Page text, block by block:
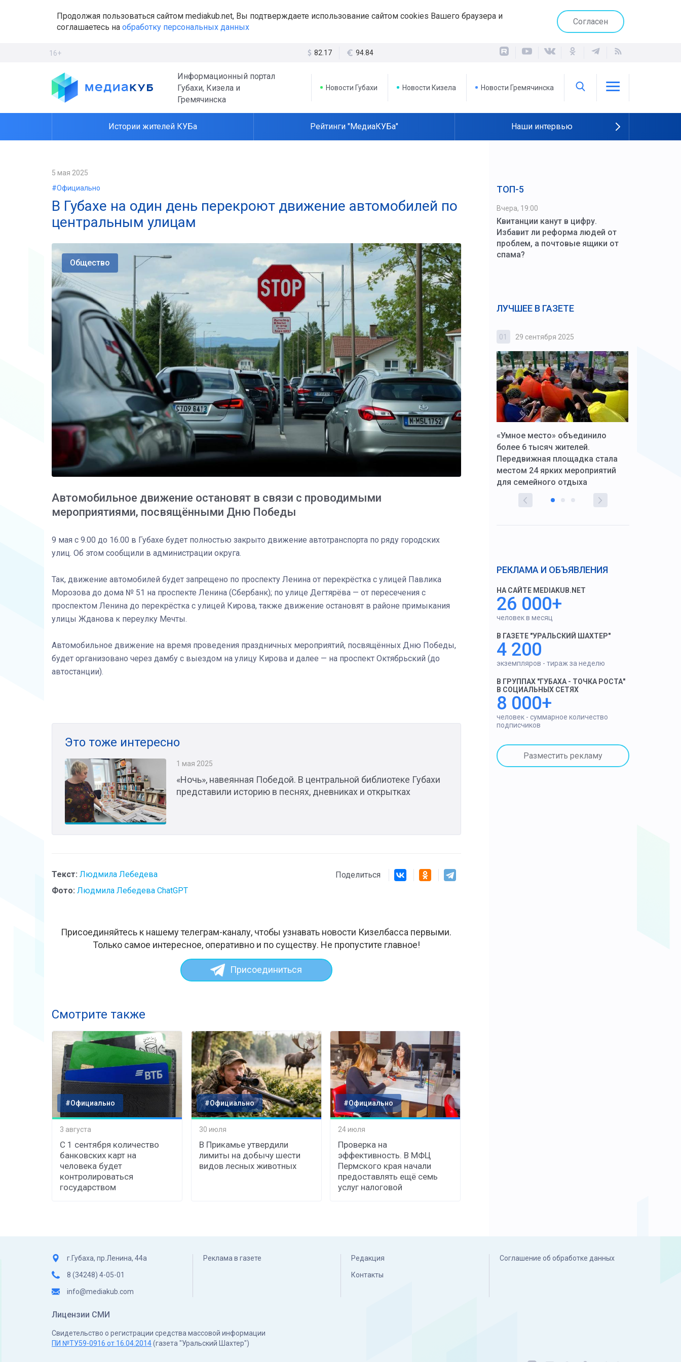
Продолжая пользоваться сайтом mediakub.net, Вы подтверждаете использование сайтом cookies Вашего браузера и
соглашаетесь на обработку персональных данных
Согласен
16+ 82.17 94.84
Информационный портал
Губахи, Кизела и
Гремячинска
Новости Губахи Новости Кизела Новости Гремячинска
Истории жителей КУБа Рейтинги "МедиаКУБа" Наши интервью
5 мая 2025
#Официально
В Губахе на один день перекроют движение автомобилей по
центральным улицам
Общество
Автомобильное движение остановят в связи с проводимыми
мероприятиями, посвящёнными Дню Победы
9 мая с 9.00 до 16.00 в Губахе будет полностью закрыто движение автотранспорта по ряду городских
улиц. Об этом сообщили в администрации округа.
Так, движение автомобилей будет запрещено по проспекту Ленина от перекрёстка с улицей Павлика
Морозова до дома № 51 на проспекте Ленина (Сбербанк); по улице Дегтярёва — от пересечения с
проспектом Ленина до перекрёстка с улицей Кирова, также движение остановят в районе примыкания
улицы Жданова к переулку Мечты.
Автомобильное движение на время проведения праздничных мероприятий, посвящённых Дню Победы,
будет организовано через дамбу с выездом на улицу Кирова и далее — на проспект Октябрьский (до
автостанции).
Это тоже интересно
1 мая 2025
«Ночь», навеянная Победой. В центральной библиотеке Губахи
представили историю в песнях, дневниках и открытках
Текст: Людмила Лебедева
Фото: Людмила Лебедева ChatGPT
Поделиться
Присоединяйтесь к нашему телеграм-каналу, чтобы узнавать новости Кизелбасса первыми.
Только самое интересное, оперативно и по существу. Не пропустите главное!
Присоединиться
Смотрите также
#Официально
3 августа
С 1 сентября количество
банковских карт на
человека будет
контролироваться
государством
#Официально
30 июля
В Прикамье утвердили
лимиты на добычу шести
видов лесных животных
#Официально
24 июля
Проверка на
эффективность. В МФЦ
Пермского края начали
предоставлять ещё семь
услуг налоговой
ТОП-5
Вчера, 19:00
Квитанции канут в цифру.
Избавит ли реформа людей от
проблем, а почтовые ящики от
спама?
ЛУЧШЕЕ В ГАЗЕТЕ
03 4 октября 2025
Штурмовик огня. Казак Алексей
Коробов после возвращения со
спецоперации сделал
01 29 сентября 2025
«Умное место» объединило
более 6 тысяч жителей.
Передвижная площадка стала
местом 24 ярких мероприятий
для семейного отдыха
РЕКЛАМА И ОБЪЯВЛЕНИЯ
НА САЙТЕ MEDIAKUB.NET
26 000+
человек в месяц
В ГАЗЕТЕ "УРАЛЬСКИЙ ШАХТЕР"
4 200
экземпляров - тираж за неделю
В ГРУППАХ "ГУБАХА - ТОЧКА РОСТА"
В СОЦИАЛЬНЫХ СЕТЯХ
8 000+
человек - суммарное количество
подписчиков
Разместить рекламу
г.Губаха, пр.Ленина, 44а
8 (34248) 4-05-01
info@mediakub.com
Реклама в газете Редакция
Контакты
Соглашение об обработке данных
Лицензии СМИ
Свидетельство о регистрации средства массовой информации
ПИ №ТУ59-0916 от 16.04.2014(газета "Уральский Шахтер")